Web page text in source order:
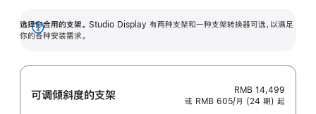
选择你合用的支架。 Studio Display 有两种支架和一种支架转换器可选，以满足
你的各种安装需求。
展
可调倾斜度的支架
RMB 14,499
或 RMB 605/月 (24 期) 起